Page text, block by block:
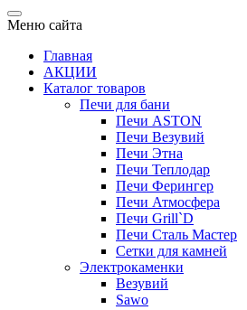
Toggle
navigation
Меню сайта
Главная
АКЦИИ
Каталог товаров
Печи для бани
Печи ASTON
Печи Везувий
Печи Этна
Печи Теплодар
Печи Ферингер
Печи Атмосфера
Печи Grill`D
Печи Сталь Мастер
Сетки для камней
Электрокаменки
Везувий
Sawo